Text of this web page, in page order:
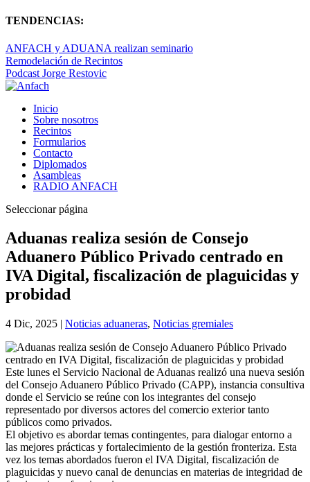
TENDENCIAS:
ANFACH y ADUANA realizan seminario
Remodelación de Recintos
Podcast Jorge Restovic
Inicio
Sobre nosotros
Recintos
Formularios
Contacto
Diplomados
Asambleas
RADIO ANFACH
Seleccionar página
Aduanas realiza sesión de Consejo
Aduanero Público Privado centrado en
IVA Digital, fiscalización de plaguicidas y
probidad
4 Dic, 2025 | Noticias aduaneras, Noticias gremiales
Este lunes el Servicio Nacional de Aduanas realizó una nueva sesión
del Consejo Aduanero Público Privado (CAPP), instancia consultiva
donde el Servicio se reúne con los integrantes del consejo
representado por diversos actores del comercio exterior tanto
públicos como privados.
El objetivo es abordar temas contingentes, para dialogar entorno a
las mejores prácticas y fortalecimiento de la gestión fronteriza. Esta
vez los temas abordados fueron el IVA Digital, fiscalización de
plaguicidas y nuevo canal de denuncias en materias de integridad de